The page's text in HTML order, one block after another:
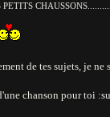
PETITS
de tes sujets, je
chanson pour toi